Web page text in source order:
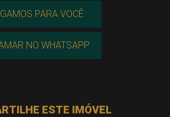
PARA VOCÊ
NO WHATSAPP
ESTE IMÓVEL